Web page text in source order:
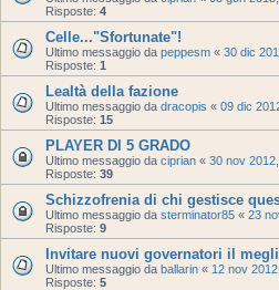
Risposte: 4
Celle..."Sfortunate"!
Ultimo messaggio da peppesm « 30 dic
Risposte: 1
Lealtà della fazione
Ultimo messaggio da dracopis « 09 dic
Risposte: 15
PLAYER DI 5 GRADO
Ultimo messaggio da ciprian « 30 nov
Risposte: 39
Schizzofrenia di chi gestisce
Ultimo messaggio da sterminator85 « 23
Risposte: 9
Invitare nuovi governatori il
Ultimo messaggio da ballarin « 12 nov
Risposte: 5